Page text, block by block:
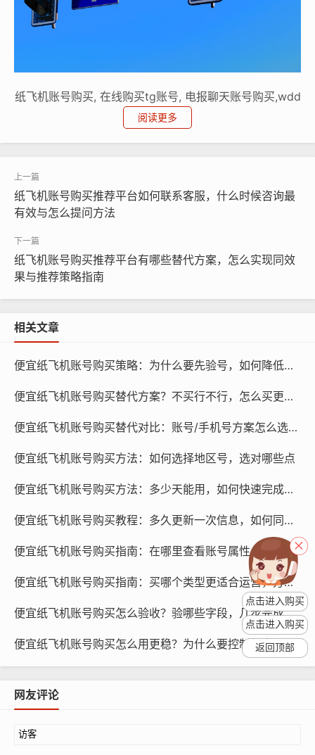
纸飞机账号购买, 在线购买tg账号, 电报聊天账号购买,wdd
16888.com
一部分，纸飞机账号的购买却存在着一些风险，如重复购
买、账号被盗用等，如何选择一个可靠的纸飞机账号购买
推荐平台，避免重复购买，以及如何识别有效的识别方法,
纸飞机账号购买, 在线购买tg账号, 电报聊天账号购买,wdd
16888.com
选择一个可靠的纸飞机账号购买推荐平台是避免重复购买
的关键，在购买纸飞机账号时，消费者应该仔细研究平台
的历史记录、用户评价和信誉，消费者还可以通过咨询其
台的可信度。
阅读更多
纸飞机账号购买推荐平台如何联系客服，什么时候咨询最
有效与怎么提问方法
纸飞机账号购买推荐平台有哪些替代方案，怎么实现同效
果与推荐策略指南
相关文章
便宜纸飞机账号购买策略：为什么要先验号，如何降低风险
便宜纸飞机账号购买替代方案？不买行不行，怎么买更便宜
便宜纸飞机账号购买替代对比：账号/手机号方案怎么选，哪个更省
便宜纸飞机账号购买方法：如何选择地区号，选对哪些点
便宜纸飞机账号购买方法：多少天能用，如何快速完成设置
便宜纸飞机账号购买教程：多久更新一次信息，如何同步设备
便宜纸飞机账号购买指南：在哪里查看账号属性，怎么识别真伪
便宜纸飞机账号购买指南：买哪个类型更适合运营，方法是什么
便宜纸飞机账号购买怎么验收？验哪些字段，几步完成
便宜纸飞机账号购买怎么用更稳？为什么要控制频率，方法有哪些
网友评论
点击进入购买
点击进入购买
返回顶部